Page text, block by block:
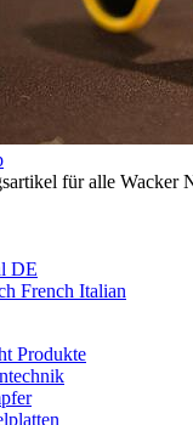
für alle Wacker
DE
French Italian
Produkte